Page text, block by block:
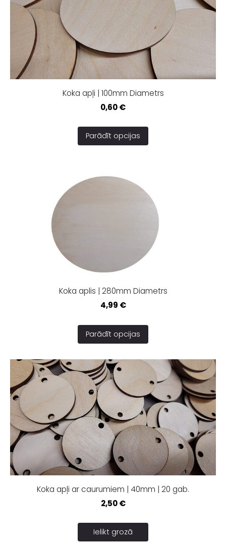
Koka apļi | 100mm Diametrs
0,60 €
Parādīt opcijas
Koka aplis | 280mm Diametrs
4,99 €
Parādīt opcijas
Koka apļi ar caurumiem | 40mm | 20 gab.
2,50 €
Ielikt grozā